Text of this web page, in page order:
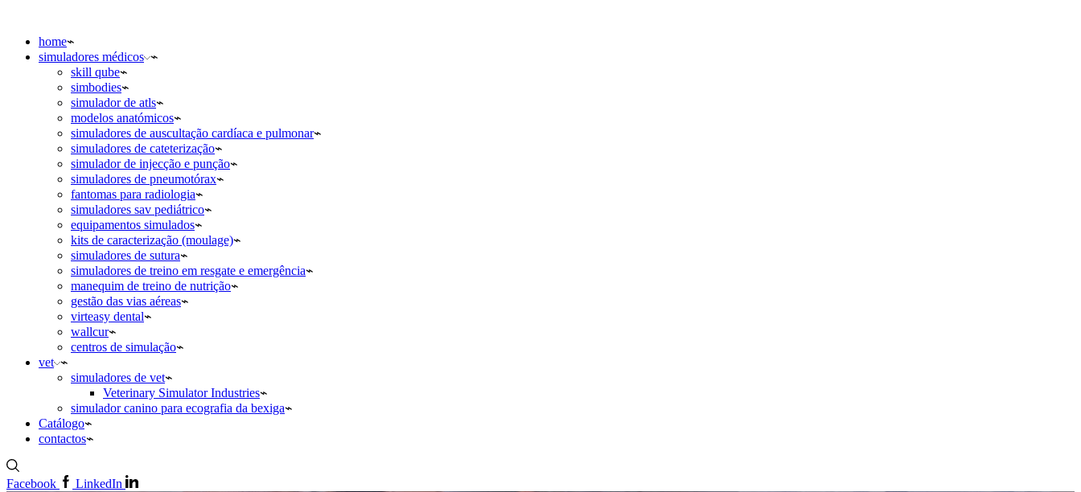
home
simuladores médicos
skill qube
simbodies
simulador de atls
modelos anatómicos
simuladores de auscultação cardíaca e pulmonar
simuladores de cateterização
simulador de injecção e punção
simuladores de pneumotórax
fantomas para radiologia
simuladores sav pediátrico
equipamentos simulados
kits de caracterização (moulage)
simuladores de sutura
simuladores de treino em resgate e emergência
manequim de treino de nutrição
gestão das vias aéreas
virteasy dental
wallcur
centros de simulação
vet
simuladores de vet
Veterinary Simulator Industries
simulador canino para ecografia da bexiga
Catálogo
contactos
Facebook LinkedIn